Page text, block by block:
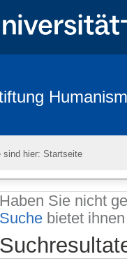
sind hier: Startseite
Haben Sie nicht
Suche bietet